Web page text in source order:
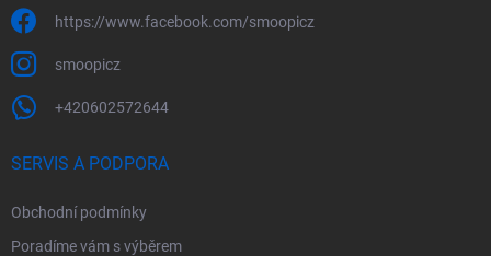
https://www.facebook.com/smoopicz
smoopicz
+420602572644
SERVIS A PODPORA
Obchodní podmínky
Poradíme vám s výběrem